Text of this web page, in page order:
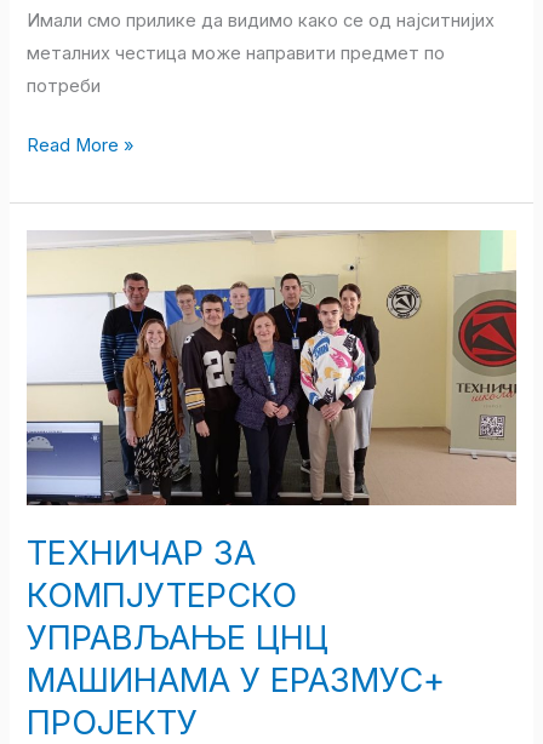
Имали смо прилике да видимо како се од најситнијих
металних честица може направити предмет по
потреби
Read More »
ТЕХНИЧАР ЗА
КОМПЈУТЕРСКО
УПРАВЉАЊЕ ЦНЦ
МАШИНАМА У ЕРАЗМУС+
ПРОЈЕКТУ
ТЕХНИЧАР
КОМПЈУТЕРСКО
УПРАВЉАЊЕ
МАШИНАМА
У
ЕРАЗМУС+
ПРОЈЕКТУ